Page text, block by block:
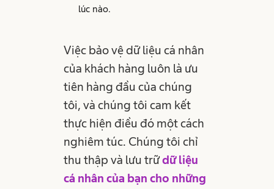
lúc nào.
Việc bảo vệ dữ liệu cá nhân
của khách hàng luôn là ưu
tiên hàng đầu của chúng
tôi, và chúng tôi cam kết
thực hiện điều đó một cách
nghiêm túc. Chúng tôi chỉ
thu thập và lưu trữdữ liệu
cá nhân của bạn cho những